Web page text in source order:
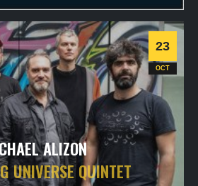
Informations
23
OCT
ALIZON
UNIVERSE QUINTET